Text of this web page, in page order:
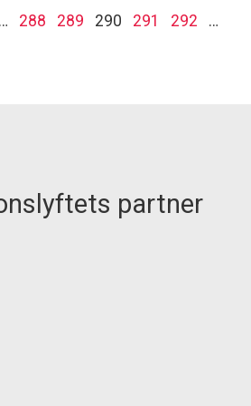
… 288 289 290 291 292
…
partner